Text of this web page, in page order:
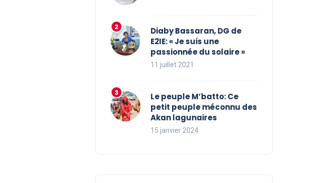
Diaby Bassaran, DG de
E2IE: « Je suis une
passionnée du solaire »
11 juillet 2021
Le peuple M’batto: Ce
petit peuple méconnu des
Akan lagunaires
15 janvier 2024